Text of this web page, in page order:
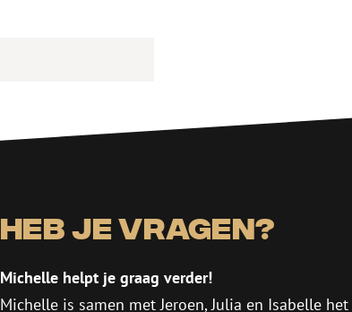
Heb je vragen?
Michelle helpt je graag verder!
Michelle is samen met Jeroen, Julia en Isabelle